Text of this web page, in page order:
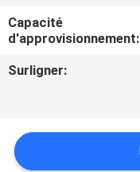
CONTACTEZ-
NOUS
CITATION
Capacité
d'approvisionnement:
Surligner: